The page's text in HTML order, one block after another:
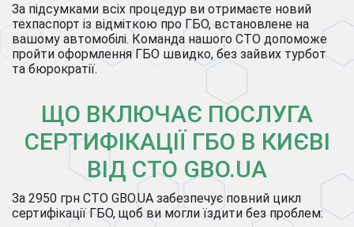
За підсумками всіх процедур ви отримаєте новий
техпаспорт із відміткою про ГБО, встановлене на
вашому автомобілі. Команда нашого СТО допоможе
пройти оформлення ГБО швидко, без зайвих турбот
та бюрократії.
ЩО ВКЛЮЧАЄ ПОСЛУГА
СЕРТИФІКАЦІЇ ГБО В КИЄВІ
ВІД СТО GBO.UA
За 2950 грн СТО GBO.UA забезпечує повний цикл
сертифікації ГБО, щоб ви могли їздити без проблем: